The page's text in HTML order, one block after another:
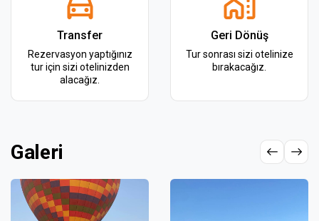
Transfer
Rezervasyon yaptığınız
tur için sizi otelinizden
alacağız.
Geri Dönüş
Tur sonrası sizi otelinize
bırakacağız.
Galeri